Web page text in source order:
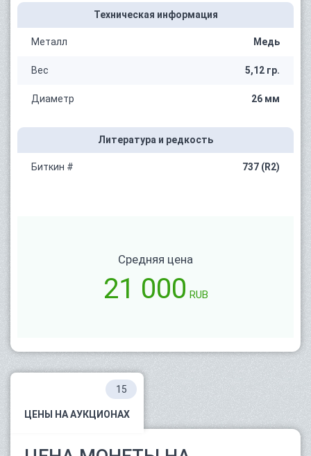
Техническая информация
Металл Медь
Вес 5,12 гр.
Диаметр 26 мм
Литература и редкость
Биткин # 737 (R2)
Средняя цена
21 000 RUB
ЦЕНЫ НА АУКЦИОНАХ
15